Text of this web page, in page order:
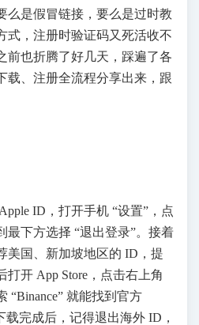
么是假冒链接，要么是过时教
式，注册时验证码又死活收不
前也折腾了好几天，踩遍了各
载、注册全流程分享出来，跟
ID，打开手机 “设置”，点
最下方选择 “退出登录”。接着
美国、新加坡地区的 ID，提
开 App Store，点击右上角
“Binance” 就能找到官方
载完成后，记得退出海外 ID，